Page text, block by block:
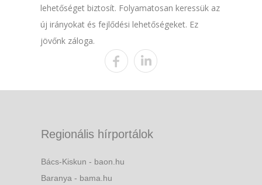
lehetőséget biztosít. Folyamatosan keressük az
új irányokat és fejlődési lehetőségeket. Ez
jövőnk záloga.
Regionális hírportálok
Bács-Kiskun - baon.hu
Baranya - bama.hu